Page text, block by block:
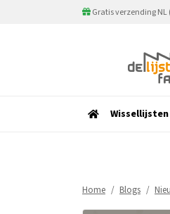
Gratis verzending NL
Wissellijsten
Home Blogs